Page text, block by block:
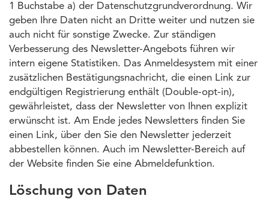
1 Buchstabe a) der Datenschutzgrundverordnung. Wir
geben Ihre Daten nicht an Dritte weiter und nutzen sie
auch nicht für sonstige Zwecke. Zur ständigen
Verbesserung des Newsletter-Angebots führen wir
intern eigene Statistiken. Das Anmeldesystem mit einer
zusätzlichen Bestätigungsnachricht, die einen Link zur
endgültigen Registrierung enthält (Double-opt-in),
gewährleistet, dass der Newsletter von Ihnen explizit
erwünscht ist. Am Ende jedes Newsletters finden Sie
einen Link, über den Sie den Newsletter jederzeit
abbestellen können. Auch im Newsletter-Bereich auf
der Website finden Sie eine Abmeldefunktion.
Löschung von Daten